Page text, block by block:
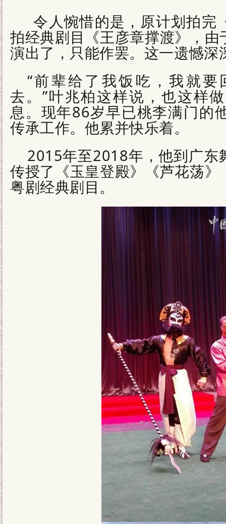
令人惋惜的是，原计划拍完
拍经典剧目《王彦章撑渡》，
演出了，只能作罢。这一遗憾深
“前辈给了我饭吃，我就
去。”叶兆柏这样说，也这样
息。现年86岁早已桃李满门的
传承工作。他累并快乐着。
2015年至2018年，他到广东
传授了《玉皇登殿》《芦花荡
粤剧经典剧目。